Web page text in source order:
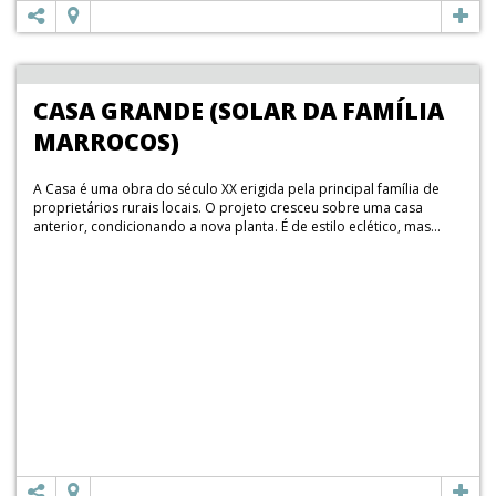
CASA GRANDE (SOLAR DA FAMÍLIA
MARROCOS)
A Casa é uma obra do século XX erigida pela principal família de
proprietários rurais locais. O projeto cresceu sobre uma casa
anterior, condicionando a nova planta. É de estilo eclético, mas...